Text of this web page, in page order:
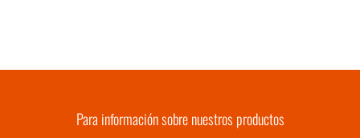
Para información sobre nuestros productos